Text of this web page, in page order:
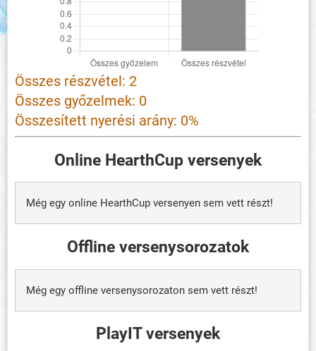
Összes részvétel: 2
Összes győzelmek: 0
Összesített nyerési arány: 0%
Online HearthCup versenyek
Még egy online HearthCup versenyen sem vett részt!
Offline versenysorozatok
Még egy offline versenysorozaton sem vett részt!
PlayIT versenyek